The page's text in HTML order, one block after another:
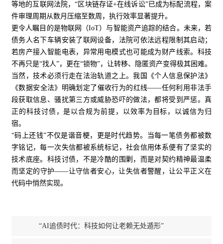
等地的互联网法院，“区块链存证+在线诉讼”已成为标配流程，案
件审理周期从数月压缩至数周，执行效率显著提升。
更令人瞩目的是物联网（IoT）与智能资产追踪的结合。未来，若
债务人名下车辆安装了联网设备，法院可依法远程限制其启动；
若房产接入智能电表，异常用电模式也可能成为财产线索。科技
不再只是“找人”，更在“锁物”，让转移、隐匿资产变得极其困难。
当然，技术必须行走在法治轨道之上。我国《个人信息保护法》
《数据安全法》明确划定了催收行为的红线——任何利用非法手
段获取信息、骚扰第三方或威胁恐吓的做法，都将受到严惩。真
正的科技讨债，是以合规为前提，以效率为目标，以诚信为归
宿。
“码上还钱”不仅是谐音梗，更是时代趋势。当每一笔债务都被数
字铭记，每一次失信都被系统标记，社会信用体系便有了坚实的
技术底座。科技讨债，不是冷酷的围剿，而是对契约精神最温柔
而坚定的守护——让守信者安心，让失信者警醒，让公平正义在
代码中悄然实现。
“AI追债时代：科技如何让老赖无处遁形”